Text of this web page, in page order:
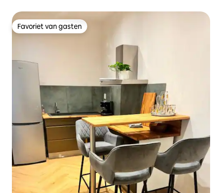
Favoriet van gasten
Favoriet van gasten